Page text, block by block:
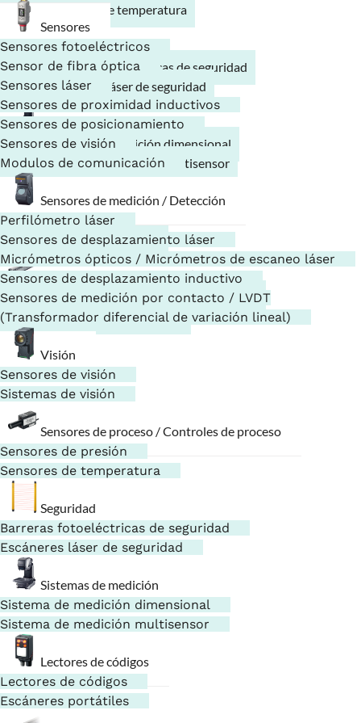
Sensores de temperatura
Seguridad
Barreras fotoeléctricas de seguridad
Escáneres láser de seguridad
Sistemas de medición
Sistema de medición dimensional
Sistema de medición multisensor
Lectores de códigos
Lectores de códigos
Escáneres portátiles
Ionizadores / Electrostática
Eliminadores de estática / Ionizadores
Sensores electrostáticos
Sensores
Sensores fotoeléctricos
Sensor de fibra óptica
Sensores láser
Sensores de proximidad inductivos
Sensores de posicionamiento
Sensores de visión
Modulos de comunicación
Sensores de medición / Detección
Perfilómetro láser
Sensores de desplazamiento láser
Micrómetros ópticos / Micrómetros de escaneo láser
Sensores de desplazamiento inductivo
Sensores de medición por contacto / LVDT
(Transformador diferencial de variación lineal)
Visión
Sensores de visión
Sistemas de visión
Sensores de proceso / Controles de proceso
Sensores de presión
Sensores de temperatura
Seguridad
Barreras fotoeléctricas de seguridad
Escáneres láser de seguridad
Sistemas de medición
Sistema de medición dimensional
Sistema de medición multisensor
Lectores de códigos
Lectores de códigos
Escáneres portátiles